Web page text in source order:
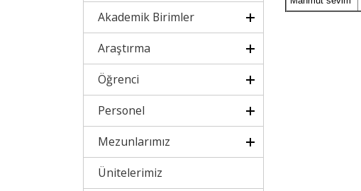
Akademik Birimler
Araştırma
Öğrenci
Personel
Mezunlarımız
Ünitelerimiz